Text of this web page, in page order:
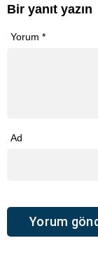
Bir yanıt yazın
Yorum *
Ad